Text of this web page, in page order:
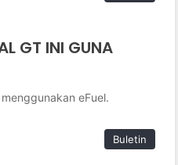
GT INI GUNA
eFuel.
Buletin